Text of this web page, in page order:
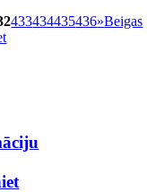
433434435436»Beigas